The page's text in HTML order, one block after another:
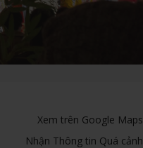
Xem trên Google Maps
Nhận Thông tin Quá cảnh